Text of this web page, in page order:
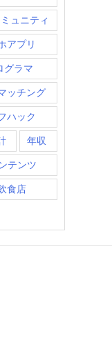
ュニティ
アプリ
グラマ
ッチング
ハック
年収
テンツ
食店